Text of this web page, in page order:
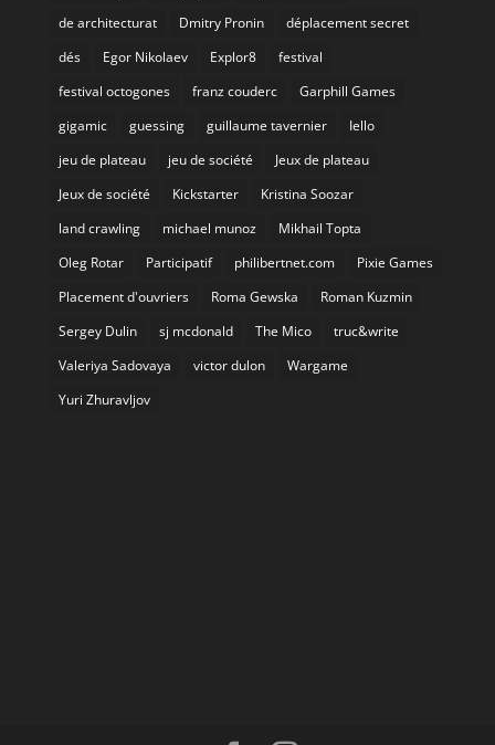
de architecturat
Dmitry Pronin
déplacement secret
dés
Egor Nikolaev Explor8
festival
festival octogones
franz couderc
Garphill Games
gigamic
guessing guillaume tavernier
Iello
jeu de plateau
jeu de société
Jeux de plateau
Jeux de société
Kickstarter
Kristina Soozar
land crawling
michael munoz
Mikhail Topta
Oleg Rotar
Participatif philibertnet.com
Pixie Games
Placement d'ouvriers
Roma Gewska
Roman Kuzmin
Sergey Dulin
sj mcdonald The Mico
truc&write
Valeriya Sadovaya
victor dulon
Wargame
Yuri Zhuravljov